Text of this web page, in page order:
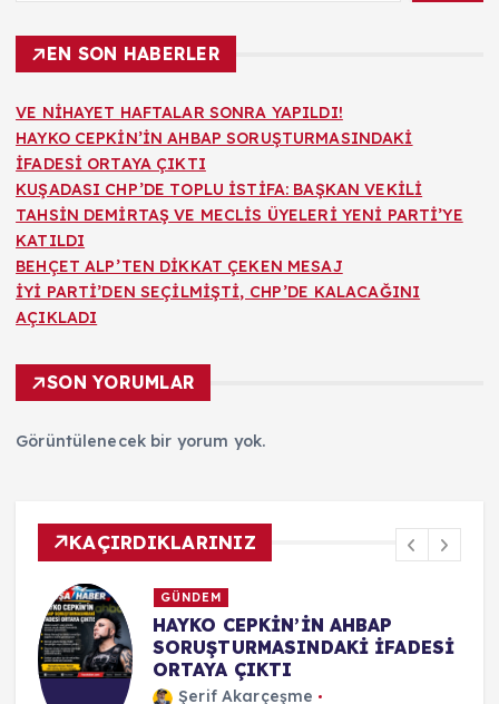
EN SON HABERLER
VE NİHAYET HAFTALAR SONRA YAPILDI!
HAYKO CEPKİN’İN AHBAP SORUŞTURMASINDAKİ
İFADESİ ORTAYA ÇIKTI
KUŞADASI CHP’DE TOPLU İSTİFA: BAŞKAN VEKİLİ
TAHSİN DEMİRTAŞ VE MECLİS ÜYELERİ YENİ PARTİ’YE
KATILDI
BEHÇET ALP’TEN DİKKAT ÇEKEN MESAJ
İYİ PARTİ’DEN SEÇİLMİŞTİ, CHP’DE KALACAĞINI
AÇIKLADI
SON YORUMLAR
Görüntülenecek bir yorum yok.
KAÇIRDIKLARINIZ
SİYASET
KUŞADASI CHP’DE TOPLU
İSTİFA: BAŞKAN VEKİLİ TAHSİN
DEMİRTAŞ VE MECLİS ÜYELERİ
YENİ PARTİ’YE KATILDI